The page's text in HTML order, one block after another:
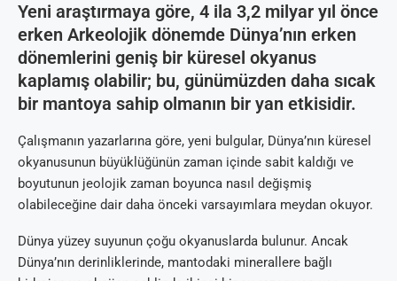
Yeni araştırmaya göre, 4 ila 3,2 milyar yıl önce
erken Arkeolojik dönemde Dünya’nın erken
dönemlerini geniş bir küresel okyanus
kaplamış olabilir; bu, günümüzden daha sıcak
bir mantoya sahip olmanın bir yan etkisidir.
Çalışmanın yazarlarına göre, yeni bulgular, Dünya’nın küresel
okyanusunun büyüklüğünün zaman içinde sabit kaldığı ve
boyutunun jeolojik zaman boyunca nasıl değişmiş
olabileceğine dair daha önceki varsayımlara meydan okuyor.
Dünya yüzey suyunun çoğu okyanuslarda bulunur. Ancak
Dünya’nın derinliklerinde, mantodaki minerallere bağlı